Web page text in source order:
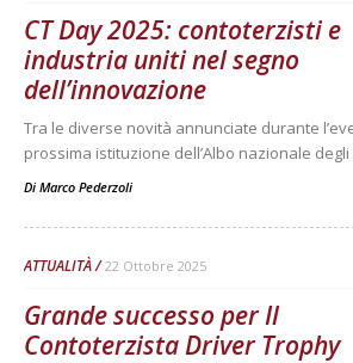
CT Day 2025: contoterzisti e
industria uniti nel segno
dell’innovazione
Tra le diverse novità annunciate durante
prossima istituzione dell’Albo nazionale
Di Marco Pederzoli
ATTUALITÀ 22 Ottobre 2025
Grande successo per Il
Contoterzista Driver Trophy